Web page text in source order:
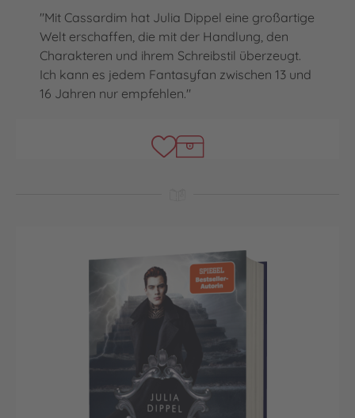
"Mit Cassardim hat Julia Dippel eine großartige
Welt erschaffen, die mit der Handlung, den
Charakteren und ihrem Schreibstil überzeugt.
Ich kann es jedem Fantasyfan zwischen 13 und
16 Jahren nur empfehlen."